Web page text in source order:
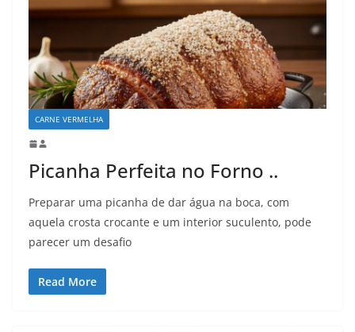
CARNE VERMELHA
Picanha Perfeita no Forno ..
Preparar uma picanha de dar água na boca, com
aquela crosta crocante e um interior suculento, pode
parecer um desafio
Read More